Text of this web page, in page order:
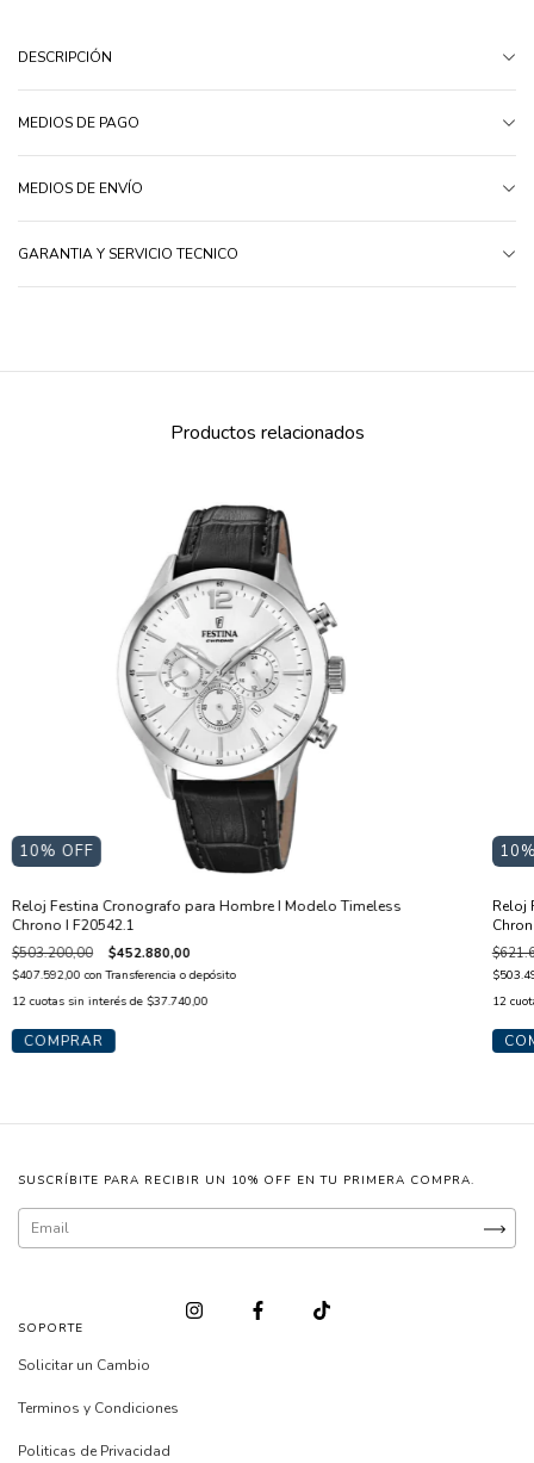
DESCRIPCIÓN
MEDIOS DE PAGO
MEDIOS DE ENVÍO
GARANTIA Y SERVICIO TECNICO
Productos relacionados
10% OFF
Reloj Festina Cronografo para Hombre I Modelo Timeless
Chrono I F20542.1
$503.200,00 $452.880,00
$407.592,00con Transferencia o depósito
12 cuotas sin interés de $37.740,00
10
Reloj
12
SUSCRÍBITE PARA RECIBIR UN 10% OFF EN TU PRIMERA COMPRA.
SOPORTE
Solicitar un Cambio
Terminos y Condiciones
Politicas de Privacidad